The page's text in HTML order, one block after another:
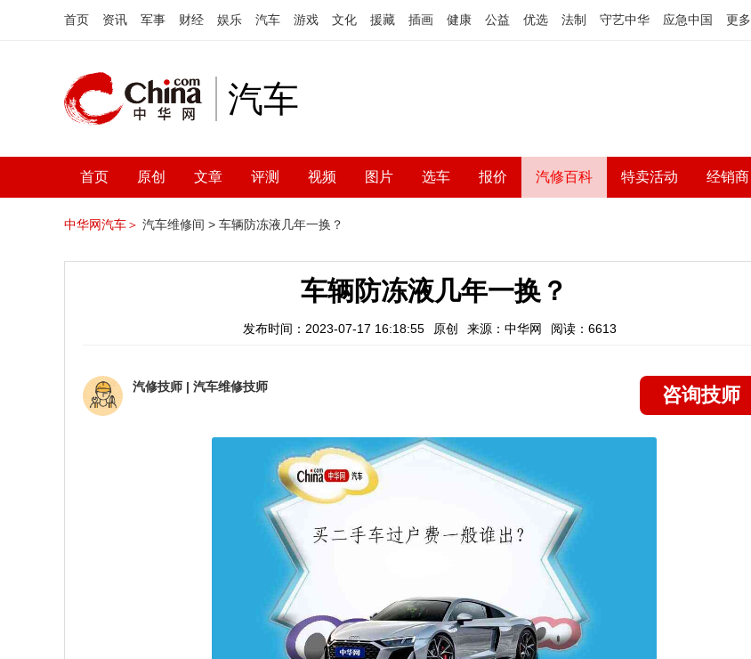
首页 资讯 军事 财经 娱乐 汽车 游戏 文化 援藏 插画 健康 公益 优选 法制 守艺中华 应急中国 更多
汽车
首页 原创 文章 评测 视频 图片 选车 报价 汽修百科 特卖活动 经销商
中华网汽车＞ 汽车维修间 > 车辆防冻液几年一换？
车辆防冻液几年一换？
发布时间：2023-07-17 16:18:55 原创 来源：中华网 阅读：6613
汽修技师 | 汽车维修技师 咨询技师